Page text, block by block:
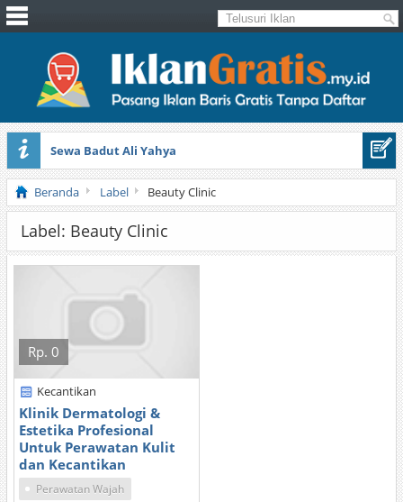
Sewa Badut Ali Yahya
Honda Brio 1.3 E AT CBU 2012 Putih
Beranda Label Beauty Clinic
Label: Beauty Clinic
Rp. 0
Kecantikan
Klinik Dermatologi &
Estetika Profesional
Untuk Perawatan Kulit
dan Kecantikan
Perawatan Wajah